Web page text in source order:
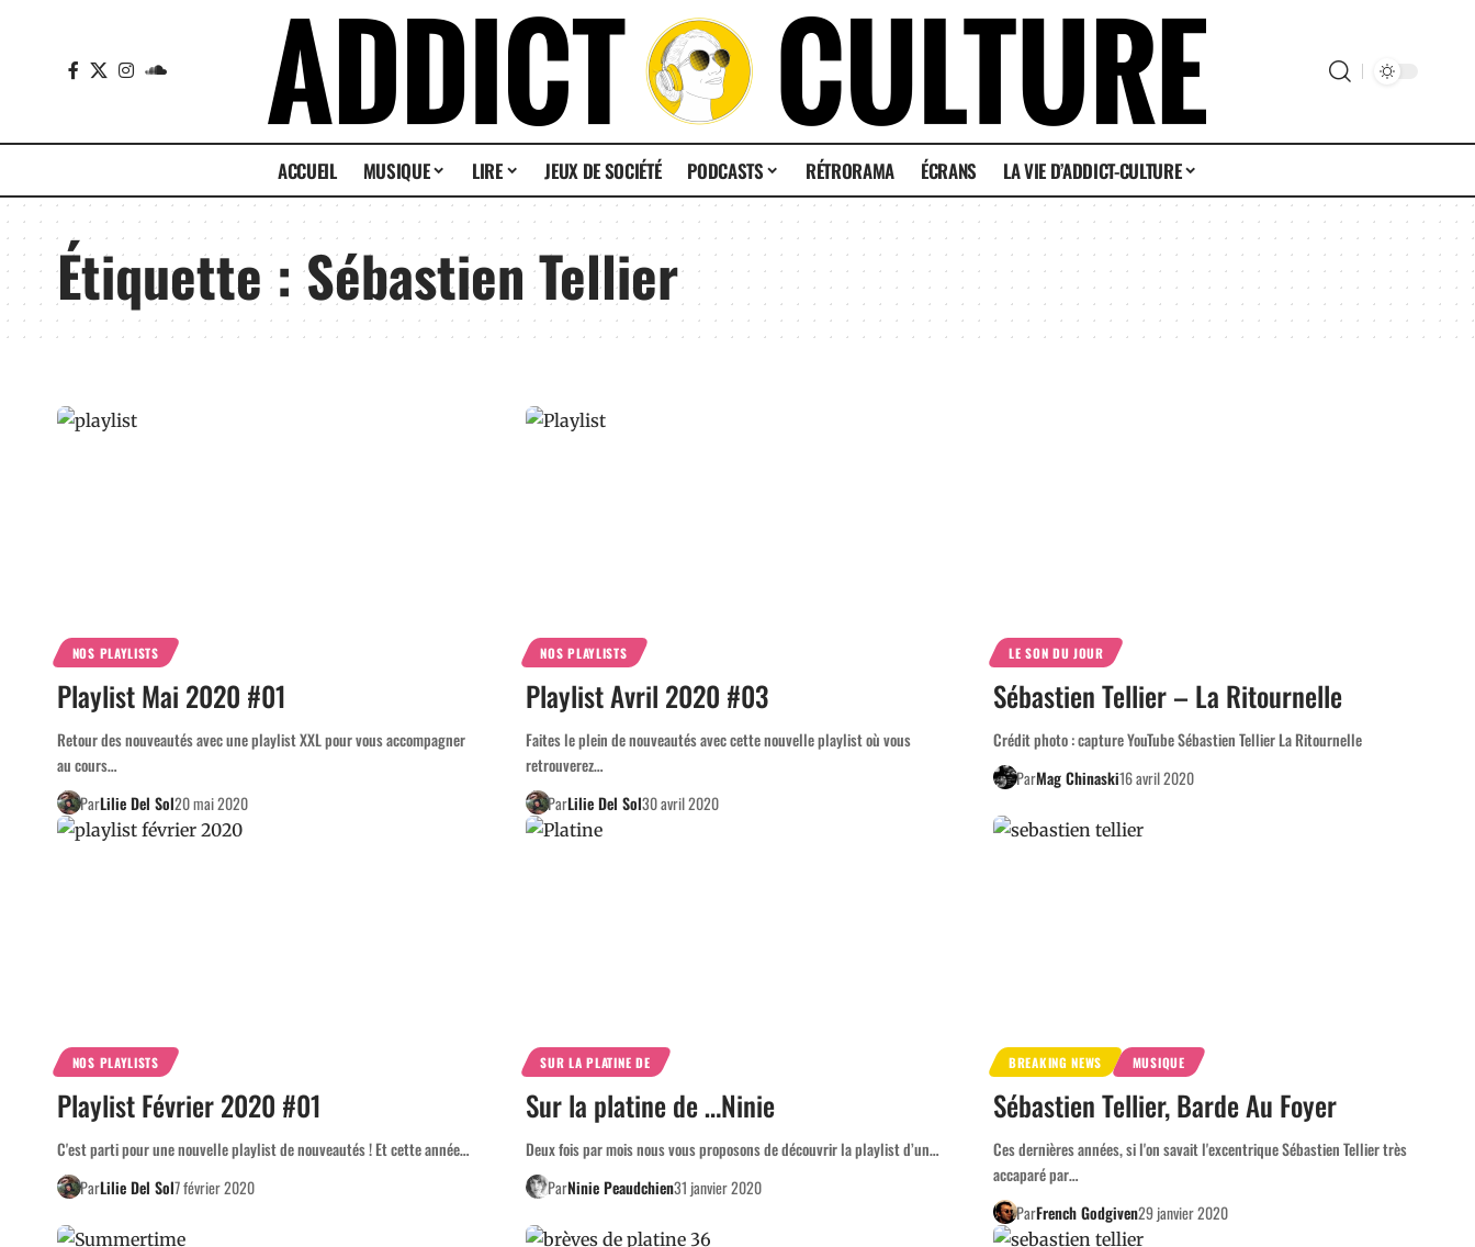
ACCUEIL MUSIQUE LIRE JEUX DE SOCIÉTÉ PODCASTS RÉTRORAMA ÉCRANS LA VIE D’ADDICT-CULTURE
Étiquette :Sébastien Tellier
NOS PLAYLISTS
Playlist Mai 2020 #01
Retour des nouveautés avec une playlist XXL pour vous accompagner
au cours…
ParLilie Del Sol20 mai 2020
NOS PLAYLISTS
Playlist Avril 2020 #03
Faites le plein de nouveautés avec cette nouvelle playlist où vous
retrouverez…
ParLilie Del Sol30 avril 2020
LE SON DU JOUR
Sébastien Tellier – La Ritournelle
Crédit photo : capture YouTube Sébastien Tellier La Ritournelle
ParMag Chinaski16 avril 2020
NOS PLAYLISTS
Playlist Février 2020 #01
C'est parti pour une nouvelle playlist de nouveautés ! Et cette année…
ParLilie Del Sol7 février 2020
SUR LA PLATINE DE
Sur la platine de …Ninie
Deux fois par mois nous vous proposons de découvrir la playlist d’un…
ParNinie Peaudchien31 janvier 2020
BREAKING NEWS MUSIQUE
Sébastien Tellier, Barde Au Foyer
Ces dernières années, si l'on savait l'excentrique Sébastien Tellier très
accaparé par…
ParFrench Godgiven29 janvier 2020